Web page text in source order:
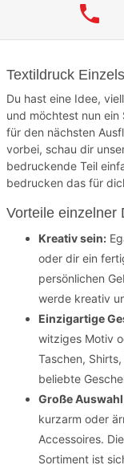
phone
Textildruck
Du hast eine Idee,
und möchtest nun
für den nächsten
vorbei, schau dir
bedruckende Teil
bedrucken das für
Vorteile einzelner
Kreativ sein:
oder dir ein
persönlichen
werde kreativ
Einzigartige
witziges Motiv
Taschen,
beliebte
Große
kurzarm oder
Accessoires.
Sortiment ist